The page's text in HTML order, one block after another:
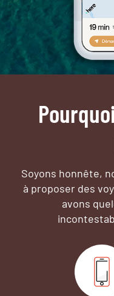
Soyons honnête,
à proposer des
avons